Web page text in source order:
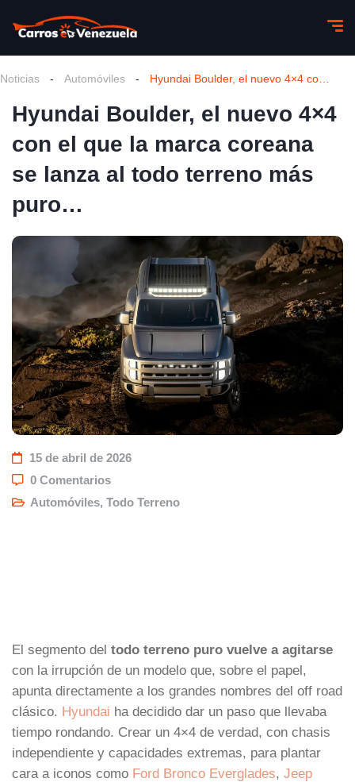
Noticias - Automóviles -
Hyundai Boulder, el nuevo 4×4
con el que la marca coreana
se lanza al todo terreno más
puro…
15 de abril de 2026
0 Comentarios
Automóviles, Todo Terreno
El segmento del todo terreno puro vuelve a agitarse
con la irrupción de un modelo que, sobre el papel,
apunta directamente a los grandes nombres del off road
clásico. Hyundai ha decidido dar un paso que llevaba
tiempo rondando. Crear un 4×4 de verdad, con chasis
independiente y capacidades extremas, para plantar
cara a iconos como Ford Bronco Everglades, Jeep